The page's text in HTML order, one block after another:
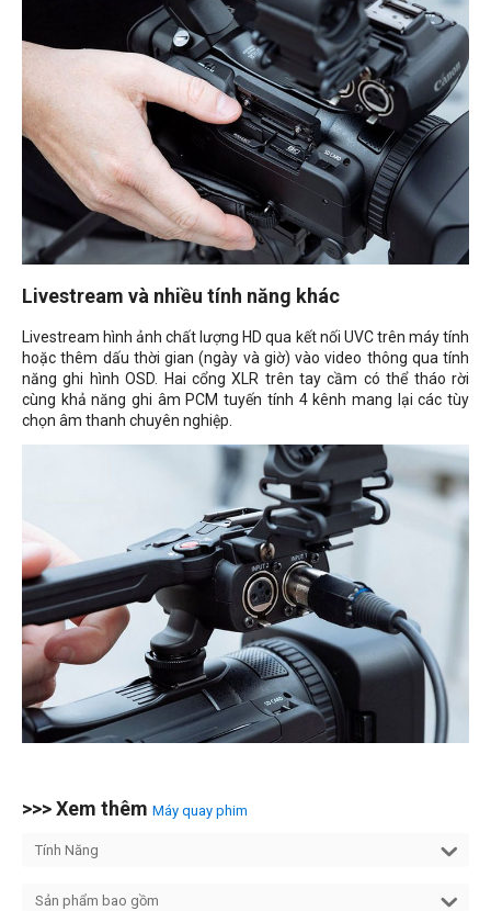
Livestream và nhiều tính năng khác
Livestream hình ảnh chất lượng HD qua kết nối UVC trên máy tính
hoặc thêm dấu thời gian (ngày và giờ) vào video thông qua tính
năng ghi hình OSD. Hai cổng XLR trên tay cầm có thể tháo rời
cùng khả năng ghi âm PCM tuyến tính 4 kênh mang lại các tùy
chọn âm thanh chuyên nghiệp.
>>> Xem thêm Máy quay phim
Tính Năng
Sản phẩm bao gồm